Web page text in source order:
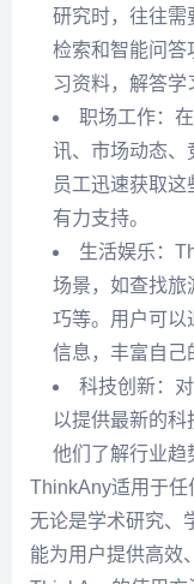
研究时，往往需
检索和智能问答
习资料，解答学
职场工作：
讯、市场动态、
员工迅速获取
有力支持。
生活娱乐：
场景，如查找旅
巧等。用户可以
信息，丰富自己
科技创新：
以提供最新的科
他们了解行业趋
ThinkAny适用于任
无论是学术研究、
能为用户提供高效